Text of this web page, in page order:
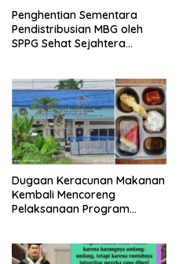
Penghentian Sementara
Pendistribusian MBG oleh
SPPG Sehat Sejahtera
Dugaan Keracunan Makanan
Kembali Mencoreng
Pelaksanaan Program
Bersama Kota Dumai